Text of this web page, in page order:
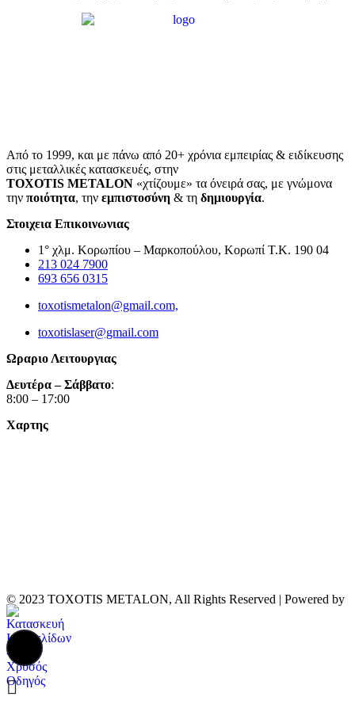
Από το 1999, και με πάνω από 20+ χρόνια εμπειρίας & ειδίκευσης
στις μεταλλικές κατασκευές, στην
TOXOTIS METALON «χτίζουμε» τα όνειρά σας, με γνώμονα
την ποιότητα, την εμπιστοσύνη & τη δημιουργία.
Στοιχεια Επικοινωνιας
1° χλμ. Κορωπίου – Μαρκοπούλου, Κορωπί Τ.Κ. 190 04
213 024 7900
693 656 0315
toxotismetalon@gmail.com,
toxotislaser@gmail.com
Ωραριο Λειτουργιας
Δευτέρα – Σάββατο:
8:00 – 17:00
Χαρτης
© 2023 TOXOTIS METALON, All Rights Reserved | Powered by